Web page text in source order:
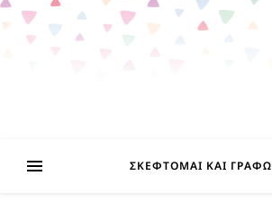
ΣΚΈΦΤΟΜΑΙ ΚΑΙ ΓΡΆΦΩ